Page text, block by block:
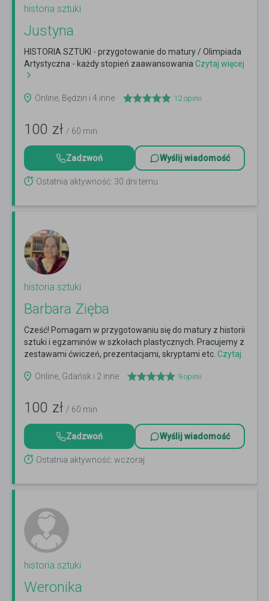
historia sztuki
Justyna
HISTORIA SZTUKI - przygotowanie do matury / Olimpiada
Artystyczna - każdy stopień zaawansowania Czytaj więcej
Online, Będzin i 4 inne 12opinii
100 zł / 60 min
Zadzwoń Wyślij wiadomość
Ostatnia aktywność: 30 dni temu
historia sztuki
Barbara Zięba
Cześć! Pomagam w przygotowaniu się do matury z historii
sztuki i egzaminów w szkołach plastycznych. Pracujemy z
zestawami ćwiczeń, prezentacjami, skryptami etc. Czytaj
Online, Gdańsk i 2 inne
9 opinii
100 zł / 60 min
Zadzwoń Wyślij wiadomość
Ostatnia aktywność: wczoraj
historia sztuki
Weronika